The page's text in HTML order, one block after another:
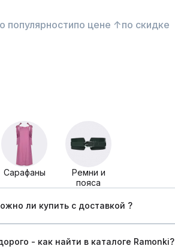
популярностипо цене ↑по скидке
Сарафаны
Ремни и
пояса
ли купить c доставкой ?
- как найти в каталоге Ramonki?